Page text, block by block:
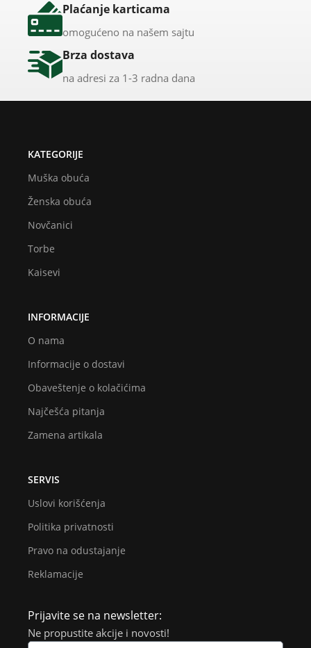
Plaćanje karticama
omogućeno na našem sajtu
Brza dostava
na adresi za 1-3 radna dana
KATEGORIJE
Muška obuća
Ženska obuća
Novčanici
Torbe
Kaisevi
INFORMACIJE
O nama
Informacije o dostavi
Obaveštenje o kolačićima
Najčešća pitanja
Zamena artikala
SERVIS
Uslovi korišćenja
Politika privatnosti
Pravo na odustajanje
Reklamacije
Prijavite se na newsletter:
Ne propustite akcije i novosti!